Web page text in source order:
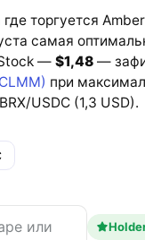
торгуется
самая
—$1,48 —
при
USDC (1,3 USD).